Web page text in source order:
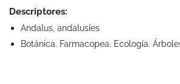
Descriptores:
Andalus, andalusíes
Botánica. Farmacopea. Ecología.